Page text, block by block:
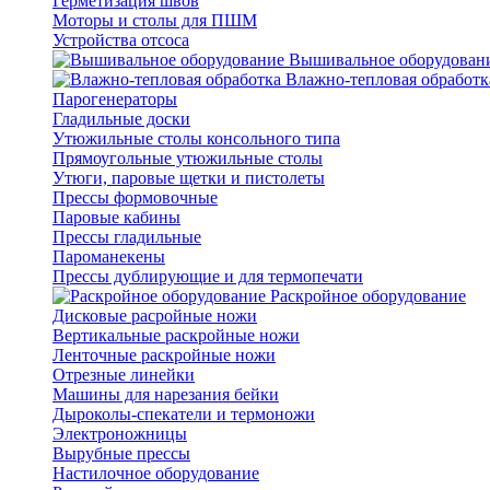
Моторы и столы для ПШМ
Устройства отсоса
Вышивальное
Влажно-тепловая
Парогенераторы
Гладильные доски
Утюжильные столы консольного типа
Прямоугольные утюжильные столы
Утюги, паровые щетки и пистолеты
Прессы формовочные
Паровые кабины
Прессы гладильные
Пароманекены
Прессы дублирующие и для термопечати
Раскройное оборудование
Дисковые расройные ножи
Вертикальные раскройные ножи
Ленточные раскройные ножи
Отрезные линейки
Машины для нарезания бейки
Дыроколы-спекатели и термоножи
Электроножницы
Вырубные прессы
Настилочное оборудование